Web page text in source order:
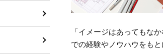
「イメージはあってもな
での経験やノウハウをも